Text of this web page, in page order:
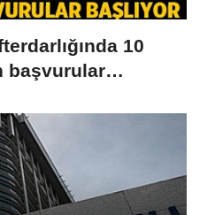
10
başvurular